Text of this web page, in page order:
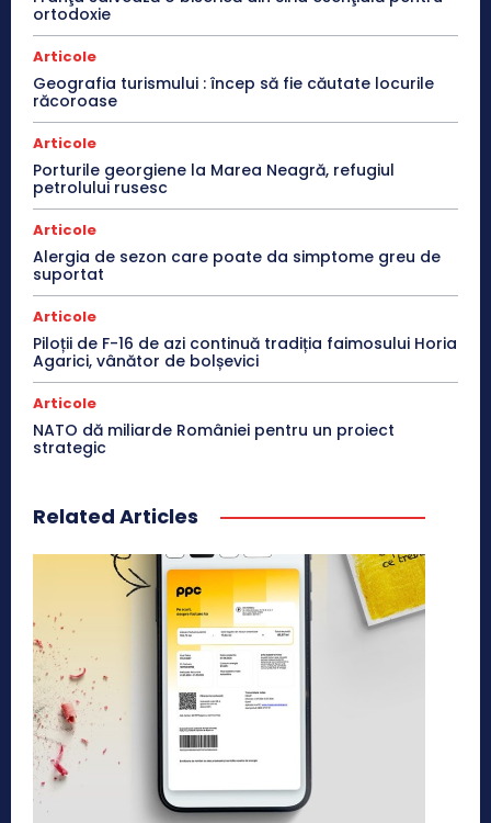
ortodoxie
Articole
Geografia turismului : încep să fie căutate locurile
răcoroase
Articole
Porturile georgiene la Marea Neagră, refugiul
petrolului rusesc
Articole
Alergia de sezon care poate da simptome greu de
suportat
Articole
Piloții de F-16 de azi continuă tradiția faimosului Horia
Agarici, vânător de bolșevici
Articole
NATO dă miliarde României pentru un proiect
strategic
Related Articles